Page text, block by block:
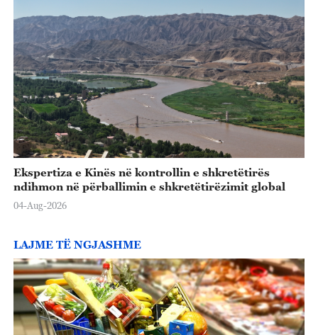
Ekspertiza e Kinës në kontrollin e shkretëtirës
ndihmon në përballimin e shkretëtirëzimit global
04-Aug-2026
LAJME TË NGJASHME